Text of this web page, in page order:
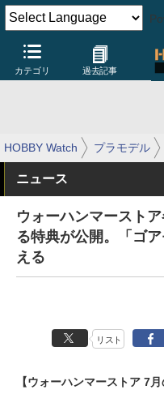
カテゴリ 過去記事
HOBBY Watch プラモデル
ニュース
ウォーハンマースト
る特典が公開。「ゴ
える
リスト
【ウォーハンマーストア 7月